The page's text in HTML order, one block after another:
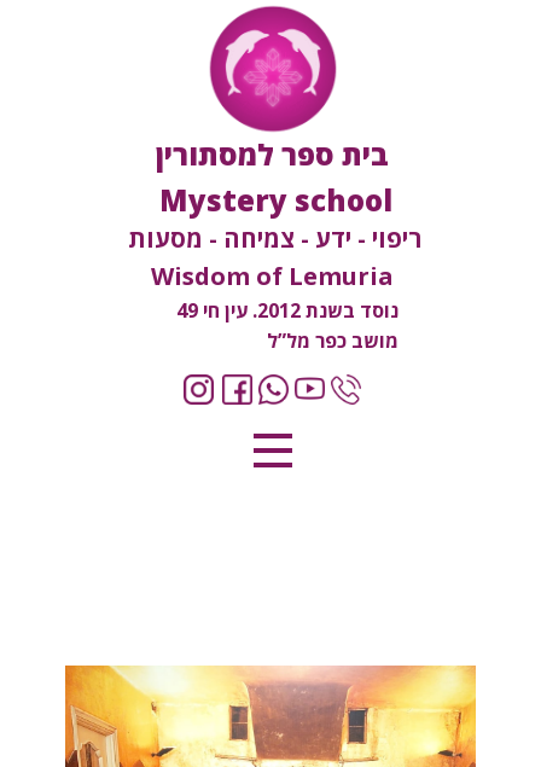
בית ספר למסתורין
Mystery school
ריפוי - ידע - צמיחה - מסעות
Wisdom of Lemuria
נוסד בשנת 2012. עין חי 49
מושב כפר מל”ל